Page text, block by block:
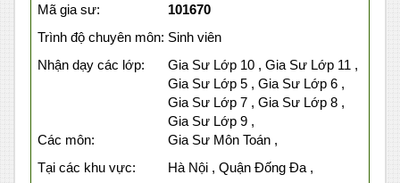
Mã gia sư:
101670
Trình độ chuyên môn: Sinh viên
Nhận dạy các lớp:
Gia Sư Lớp 10 , Gia Sư Lớp 11 ,
Gia Sư Lớp 5 , Gia Sư Lớp 6 ,
Gia Sư Lớp 7 , Gia Sư Lớp 8 ,
Gia Sư Lớp 9 ,
Các môn:
Gia Sư Môn Toán ,
Tại các khu vực:
Hà Nội , Quận Đống Đa ,